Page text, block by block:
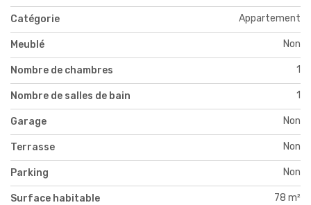
Catégorie Appartement
Meublé Non
Nombre de chambres 1
Nombre de salles de bain 1
Garage Non
Terrasse Non
Parking Non
Surface habitable 78 m²